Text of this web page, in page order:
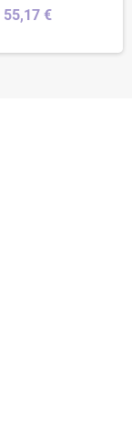
55,17 €